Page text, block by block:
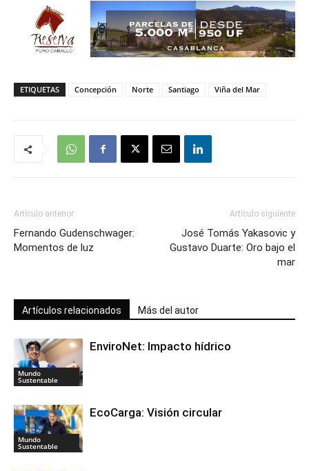
ETIQUETAS Concepción Norte Santiago Viña del Mar
Artículo anterior
Fernando Gudenschwager:
Momentos de luz
Artículo siguiente
José Tomás Yakasovic y
Gustavo Duarte: Oro bajo el
mar
Artículos relacionados Más del autor
Mundo
Sustentable
EnviroNet: Impacto hídrico
Mundo
Sustentable
EcoCarga: Visión circular